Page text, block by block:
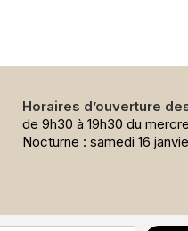
Horaires d’ouverture
de 9h30 à 19h30 du
Nocturne : samedi 16